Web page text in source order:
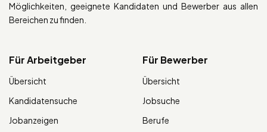
Möglichkeiten, geeignete Kandidaten und Bewerber aus allen
Bereichen zu finden.
Für Arbeitgeber
Übersicht
Kandidatensuche
Jobanzeigen
Für Bewerber
Übersicht
Jobsuche
Berufe